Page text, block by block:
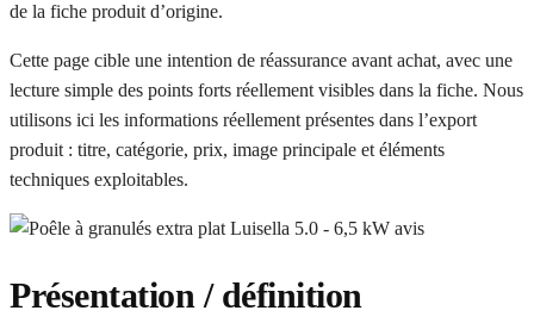
de la fiche produit d’origine.
Cette page cible une intention de réassurance avant achat, avec une
lecture simple des points forts réellement visibles dans la fiche. Nous
utilisons ici les informations réellement présentes dans l’export
produit : titre, catégorie, prix, image principale et éléments
techniques exploitables.
Présentation / définition